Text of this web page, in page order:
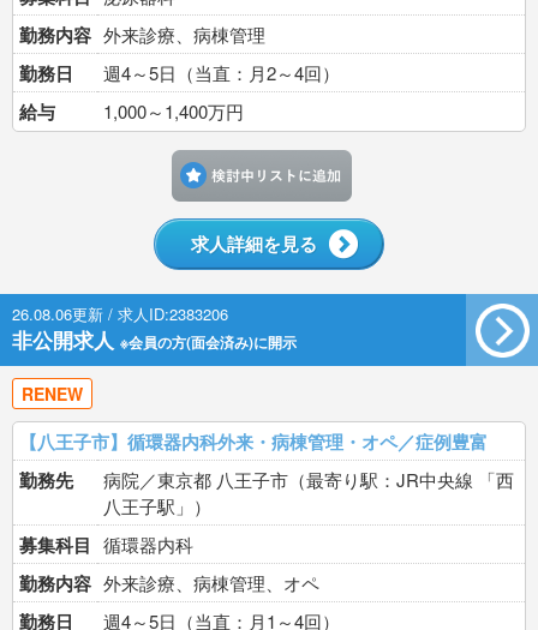
勤務内容 外来診療、病棟管理
勤務日 週4～5日（当直：月2～4回）
給与 1,000～1,400万円
求人詳細を見る
26.08.06更新 / 求人ID:2383206
非公開求人 ※会員の方(面会済み)に開示
RENEW
【八王子市】循環器内科外来・病棟管理・オペ／症例豊富
勤務先
病院／東京都 八王子市（最寄り駅：JR中央線 「西
八王子駅」）
募集科目 循環器内科
勤務内容 外来診療、病棟管理、オペ
勤務日 週4～5日（当直：月1～4回）